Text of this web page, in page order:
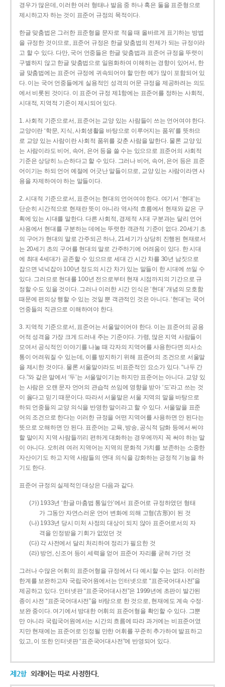
경우가 많은데, 이러한 여러 형태나 발음 중 하나 혹은 둘을 표준형으로
제시하고자 하는 것이 표준어 규정의 목적이다.
한글 맞춤법은 그러한 표준형을 문자로 적을 때 올바르게 표기하는 방법
을 규정한 것이므로, 표준어 규정은 한글 맞춤법의 전제가 되는 규정이라
고 할 수 있다. 다만, 국어 언중들은 한글 맞춤법과 표준어 규정을 뚜렷이
구별하지 않고 한글 맞춤법으로 일원화하여 이해하는 경향이 있어서, 한
글 맞춤법에는 표준어 규정에 귀속되어야 할 만한 예가 많이 포함되어 있
다. 이는 국어 언중들에게 실용적인 성격의 어문 규정을 제공하려는 의도
에서 비롯된 것이다. 이 표준어 규정 제1항에는 표준어를 정하는 사회적,
시대적, 지역적 기준이 제시되어 있다.
1. 사회적 기준으로서, 표준어는 교양 있는 사람들이 쓰는 언어여야 한다.
교양이란 ‘학문, 지식, 사회생활을 바탕으로 이루어지는 품위’를 뜻하므
로 교양 있는 사람이란 사회적 품위를 갖춘 사람을 말한다. 물론 교양 있
는 사람이라도 비어, 속어, 은어 등을 쓸 수는 있으므로 표준어의 사회적
기준은 상당히 느슨하다고 할 수 있다. 그러나 비어, 속어, 은어 등은 표준
어이기는 하되 언어 예절에 어긋난 말들이므로, 교양 있는 사람이라면 사
용을 자제하여야 하는 말들이다.
2. 시대적 기준으로서, 표준어는 현대의 언어여야 한다. 여기서 ‘현대’는
단순히 시간적으로 현재란 뜻이 아니라 역사적 흐름에서 현재와 같은 구
획에 있는 시대를 말한다. 다른 사회적, 경제적 시대 구분과는 달리 언어
사용에서 현대를 구분하는 데에는 뚜렷한 객관적 기준이 없다. 20세기 초
의 구어가 현대의 말로 간주되곤 하나, 21세기가 상당히 진행된 현재로서
는 20세기 초의 구어를 현대의 말로 간주하기에 어려움이 있다. 한 시대
에 최대 4세대가 공존할 수 있으므로 세대 간 시간 차를 30년 남짓으로
잡으면 넉넉잡아 100년 정도의 시간 차가 있는 말들이 한 시대에 쓰일 수
있다. 그러므로 현대를 100년 전으로부터 현재 시점까지의 기간으로 규
정할 수도 있을 것이다. 그러나 이러한 시간 인식은 ‘현대’ 개념의 모호함
때문에 편의상 행할 수 있는 것일 뿐 객관적인 것은 아니다. ‘현대’는 국어
언중들의 직관으로 이해하여야 한다.
3. 지역적 기준으로서, 표준어는 서울말이어야 한다. 이는 표준어의 공용
어적 성격을 가장 크게 드러내 주는 기준이다. 가령, 많은 지역 사람들이
모여서 공식적인 이야기를 나눌 때 각자의 지역어를 사용한다면 의사소
통이 어려워질 수 있는데, 이를 방지하기 위해 표준어의 조건으로 서울말
을 제시한 것이다. 물론 서울말이라도 비표준적인 요소가 있다. “나두 간
다.”와 같은 말에서 ‘두’는 서울말이기는 하지만 표준어는 아니다. 교양 있
는 사람은 오랜 문자 언어의 관습적 쓰임에 영향을 받아 ‘도’라고 쓰는 것
이 옳다고 믿기 때문이다. 따라서 서울말은 서울 지역의 말을 바탕으로
하되 언중들의 교양 의식을 반영한 말이라고 할 수 있다. 서울말을 표준
어의 조건으로 한다는 이러한 규정을 어떤 지역어를 사용하면 안 된다는
뜻으로 오해하면 안 된다. 표준어는 교육, 방송, 공식적 담화 등에서 써야
할 말이지 지역 사람들끼리 편하게 대화하는 경우에까지 꼭 써야 하는 말
이 아니다. 오히려 여러 지역어는 지역의 문화적 가치를 보존하는 소중한
자산이기도 하고 지역 사람들의 연대 의식을 강화하는 긍정적 기능을 하
기도 한다.
표준어 규정의 실제적인 대상은 다음과 같다.
(가) 1933년 ‘한글 마춤법 통일안’에서 표준어로 규정하였던 형태
가 그동안 자연스러운 언어 변화에 의해 고형(古形)이 된 것
(나) 1933년 당시 미처 사정의 대상이 되지 않아 표준어로서의 자
격을 인정받을 기회가 없었던 것
(다) 각 사전에서 달리 처리하여 정리가 필요한 것
(라) 방언, 신조어 등이 세력을 얻어 표준어 자리를 굳혀 가던 것
그러나 수많은 어휘의 표준어형을 규정에서 다 예시할 수는 없다. 이러한
한계를 보완하고자 국립국어원에서는 인터넷으로 “표준국어대사전”을
제공하고 있다. 인터넷판 “표준국어대사전”은 1999년에 초판이 발간된
종이 사전 “표준국어대사전”을 바탕으로 한 것으로, 현재에도 계속 수정·
보완 중이다. 여기에서 방대한 어휘의 표준어형을 확인할 수 있다. 그뿐
만 아니라 국립국어원에서는 시간의 흐름에 따라 과거에는 비표준어였
지만 현재에는 표준어로 인정될 만한 어휘를 꾸준히 추가하여 발표하고
있고, 이 또한 인터넷판 “표준국어대사전”에 반영되어 있다.
제2항 외래어는 따로 사정한다.